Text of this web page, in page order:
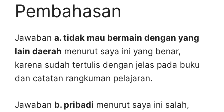
Pembahasan
Jawaban a. tidak mau bermain dengan yang
lain daerah menurut saya ini yang benar,
karena sudah tertulis dengan jelas pada buku
dan catatan rangkuman pelajaran.
Jawaban b. pribadi menurut saya ini salah,